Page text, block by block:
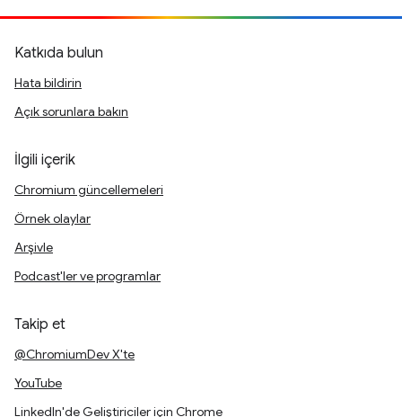
Katkıda bulun
Hata bildirin
Açık sorunlara bakın
İlgili içerik
Chromium güncellemeleri
Örnek olaylar
Arşivle
Podcast'ler ve programlar
Takip et
@ChromiumDev X'te
YouTube
LinkedIn'de Geliştiriciler için Chrome